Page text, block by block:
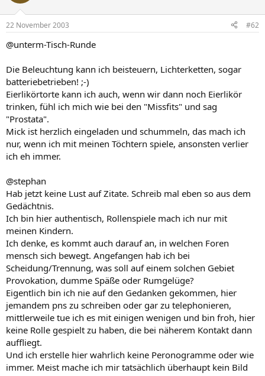
22 November 2003 #62
@unterm-Tisch-Runde
Die Beleuchtung kann ich beisteuern, Lichterketten, sogar
batteriebetrieben! ;-)
Eierlikörtorte kann ich auch, wenn wir dann noch Eierlikör
trinken, fühl ich mich wie bei den "Missfits" und sag
"Prostata".
Mick ist herzlich eingeladen und schummeln, das mach ich
nur, wenn ich mit meinen Töchtern spiele, ansonsten verlier
ich eh immer.
@stephan
Hab jetzt keine Lust auf Zitate. Schreib mal eben so aus dem
Gedächtnis.
Ich bin hier authentisch, Rollenspiele mach ich nur mit
meinen Kindern.
Ich denke, es kommt auch darauf an, in welchen Foren
mensch sich bewegt. Angefangen hab ich bei
Scheidung/Trennung, was soll auf einem solchen Gebiet
Provokation, dumme Späße oder Rumgelüge?
Eigentlich bin ich nie auf den Gedanken gekommen, hier
jemandem pns zu schreiben oder gar zu telephonieren,
mittlerweile tue ich es mit einigen wenigen und bin froh, hier
keine Rolle gespielt zu haben, die bei näherem Kontakt dann
auffliegt.
Und ich erstelle hier wahrlich keine Peronogramme oder wie
immer. Meist mache ich mir tatsächlich überhaupt kein Bild